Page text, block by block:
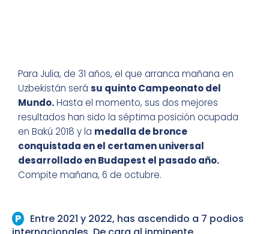
Para Julia, de 31 años, el que arranca mañana en
Uzbekistán será su quinto Campeonato del
Mundo.Hasta el momento, sus dos mejores
resultados han sido la séptima posición ocupada
en Bakú 2018 y la medalla de bronce
conquistada en el certamen universal
desarrollado en Budapest el pasado año.
Compite mañana, 6 de octubre.
Entre 2021 y 2022, has ascendido a 7 podios